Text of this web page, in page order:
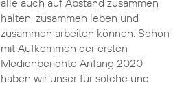
alle auch auf Abstand zusammen
halten, zusammen leben und
zusammen arbeiten können. Schon
mit Aufkommen der ersten
Medienberichte Anfang 2020
haben wir unser für solche und